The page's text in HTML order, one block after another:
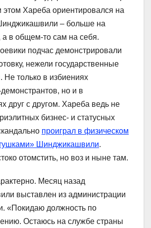
этом Хареба ориентировался на
– больше на
в общем-то сам на себя.
подчас демонстрировали
нежели государственные
Не только в избиениях
но и в
друг с другом. Хареба ведь не
бизнес- и статусных
проиграл в физическом
Шинджикашвили.
отомстить, но воз и ныне там.
Месяц назад
выставлен из администрации
«Покидаю должность по
Остаюсь на службе страны